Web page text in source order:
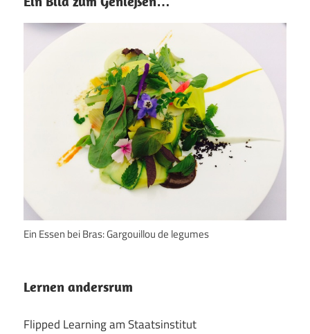
Ein Essen bei Bras: Gargouillou de legumes
Lernen andersrum
Flipped Learning am Staatsinstitut